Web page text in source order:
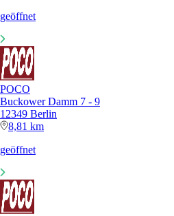
geöffnet
POCO
Buckower Damm 7 - 9
12349 Berlin
8,81 km
geöffnet